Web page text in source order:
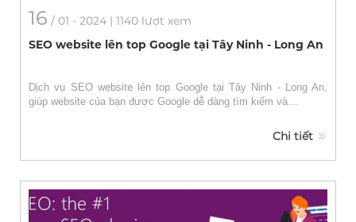
16 / 01 - 2024 | 1140 lượt xem
SEO website lên top Google tại Tây Ninh - Long An
Dịch vụ SEO website lên top Google tại Tây Ninh - Long An,
giúp website của bạn được Google dễ dàng tìm kiếm và…
Chi tiết